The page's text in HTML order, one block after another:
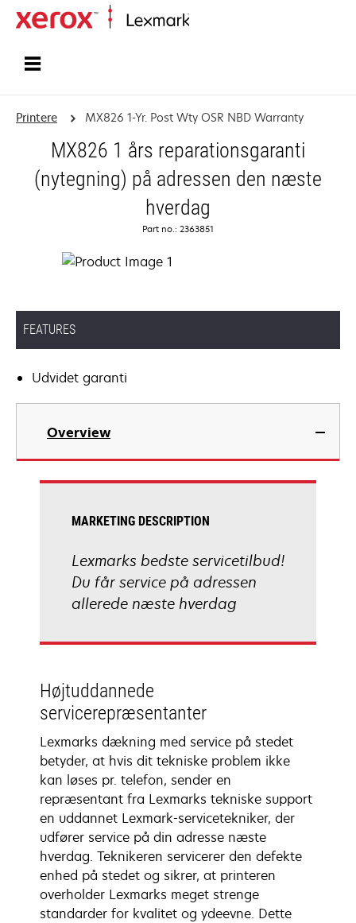
Printere MX826 1-Yr. Post Wty OSR NBD Warranty
MX826 1 års reparationsgaranti
(nytegning) på adressen den næste
hverdag
Part no.: 2363851
FEATURES
Udvidet garanti
Overview
MARKETING DESCRIPTION
Lexmarks bedste servicetilbud!
Du får service på adressen
allerede næste hverdag
Højtuddannede
servicerepræsentanter
Lexmarks dækning med service på stedet
betyder, at hvis dit tekniske problem ikke
kan løses pr. telefon, sender en
repræsentant fra Lexmarks tekniske support
en uddannet Lexmark-servicetekniker, der
udfører service på din adresse næste
hverdag. Teknikeren servicerer den defekte
enhed på stedet og sikrer, at printeren
overholder Lexmarks meget strenge
standarder for kvalitet og ydeevne. Dette